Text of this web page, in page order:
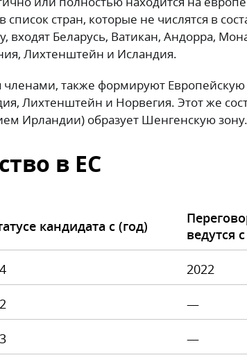
список стран, которые не числятся в
входят Беларусь, Ватикан, Андорра,
Лихтенштейн и Исландия.
также формируют Европейскую
Лихтенштейн и Норвегия. Этот же
Ирландии) образует Шенгенскую зону.
в ЕС
кандидата с (год)
ведутся
2022
—
—